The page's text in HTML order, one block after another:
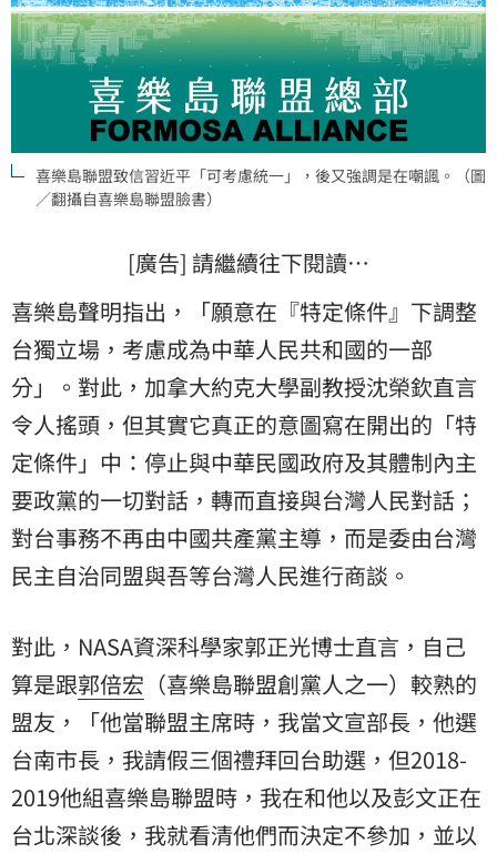
喜樂島聯盟致信習近平「可考慮統一」，後又強調是在嘲諷。（圖
／翻攝自喜樂島聯盟臉書）
[廣告] 請繼續往下閱讀…
喜樂島聲明指出，「願意在『特定條件』下調整
台獨立場，考慮成為中華人民共和國的一部
分」。對此，加拿大約克大學副教授沈榮欽直言
令人搖頭，但其實它真正的意圖寫在開出的「特
定條件」中：停止與中華民國政府及其體制內主
要政黨的一切對話，轉而直接與台灣人民對話；
對台事務不再由中國共產黨主導，而是委由台灣
民主自治同盟與吾等台灣人民進行商談。
對此，NASA資深科學家郭正光博士直言，自己
算是跟郭倍宏 （喜樂島聯盟創黨人之一）較熟的
盟友，「他當聯盟主席時，我當文宣部長，他選
台南市長，我請假三個禮拜回台助選，但2018-
2019他組喜樂島聯盟時，我在和他以及彭文正在
台北深談後，我就看清他們而決定不參加，並以